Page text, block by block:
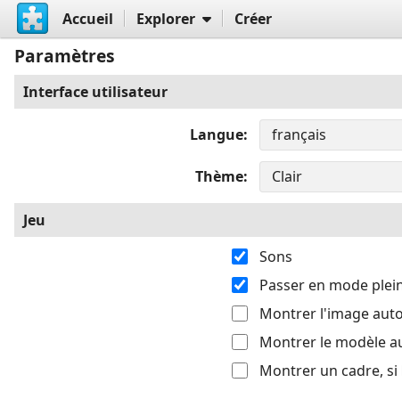
Accueil Explorer Créer
Paramètres
Interface utilisateur
Langue
Thème
Jeu
Sons
Passer en mode
Montrer l'image
Montrer le modèle
Montrer un cadre,